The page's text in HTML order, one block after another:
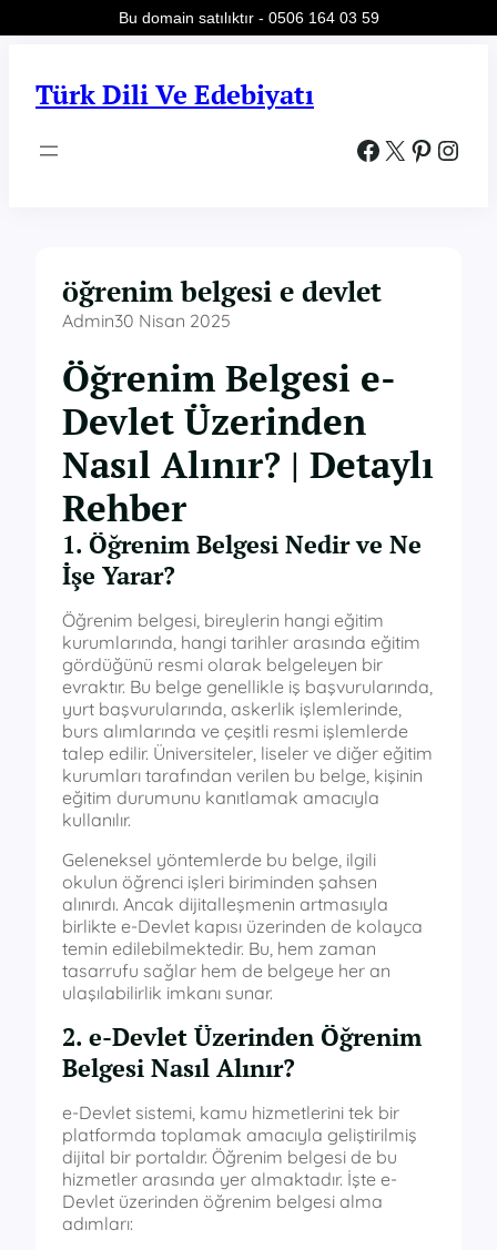
Türk Dili Ve Edebiyatı
Facebook X Pinterest Instagram
öğrenim belgesi e devlet
Admin30 Nisan 2025
Öğrenim Belgesi e-
Devlet Üzerinden
Nasıl Alınır? | Detaylı
Rehber
1. Öğrenim Belgesi Nedir ve Ne
İşe Yarar?
Öğrenim belgesi, bireylerin hangi eğitim
kurumlarında, hangi tarihler arasında eğitim
gördüğünü resmi olarak belgeleyen bir
evraktır. Bu belge genellikle iş başvurularında,
yurt başvurularında, askerlik işlemlerinde,
burs alımlarında ve çeşitli resmi işlemlerde
talep edilir. Üniversiteler, liseler ve diğer eğitim
kurumları tarafından verilen bu belge, kişinin
eğitim durumunu kanıtlamak amacıyla
kullanılır.
Geleneksel yöntemlerde bu belge, ilgili
okulun öğrenci işleri biriminden şahsen
alınırdı. Ancak dijitalleşmenin artmasıyla
birlikte e-Devlet kapısı üzerinden de kolayca
temin edilebilmektedir. Bu, hem zaman
tasarrufu sağlar hem de belgeye her an
ulaşılabilirlik imkanı sunar.
2. e-Devlet Üzerinden Öğrenim
Belgesi Nasıl Alınır?
e-Devlet sistemi, kamu hizmetlerini tek bir
platformda toplamak amacıyla geliştirilmiş
dijital bir portaldır. Öğrenim belgesi de bu
hizmetler arasında yer almaktadır. İşte e-
Devlet üzerinden öğrenim belgesi alma
adımları:
Bu domain satılıktır - 0506 164 03 59